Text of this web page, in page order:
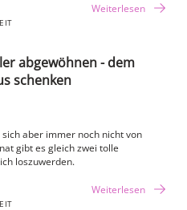
Weiterlesen
abgewöhnen - dem
schenken
aber immer noch nicht von
gibt es gleich zwei tolle
loszuwerden.
Weiterlesen